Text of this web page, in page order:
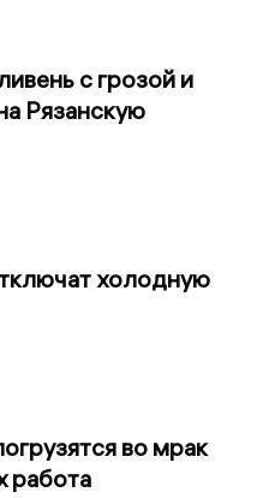
с грозой и
Рязанскую
холодную
во мрак
работа